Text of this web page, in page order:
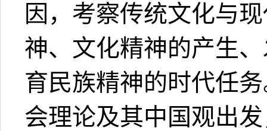
因，考察传统文化与
神、文化精神的产生
育民族精神的时代任
会理论及其中国观出